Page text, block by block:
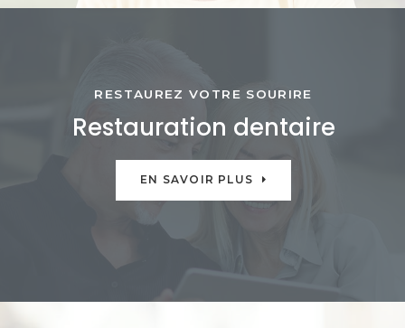
RESTAUREZ VOTRE SOURIRE
Restauration dentaire
EN SAVOIR PLUS